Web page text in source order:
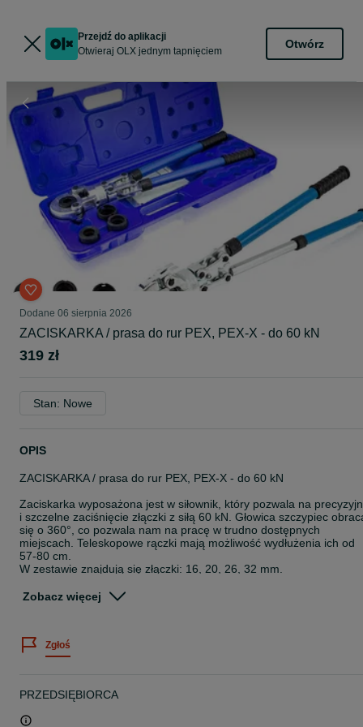
Przejdź do aplikacji
Otwieraj OLX jednym tapnięciem
Otwórz
Dodane 06 sierpnia 2026
ZACISKARKA / prasa do rur PEX, PEX-X - do 60 kN
319 zł
Stan: Nowe
OPIS
ZACISKARKA / prasa do rur PEX, PEX-X - do 60 kN
Zaciskarka wyposażona jest w siłownik, który pozwala na
i szczelne zaciśnięcie złączki z siłą 60 kN. Głowica szczypiec
się o 360°, co pozwala nam na pracę w trudno dostępnych
miejscach. Teleskopowe rączki mają możliwość wydłużenia ich od
57-80 cm.
W zestawie znajdują się złączki: 16, 20, 26, 32 mm.
swobodnego transportu.
Maksymalna siła nacisku: 60 kN / 6 T.
Długość: ok. 580 mm
Nadaje się do: rur PEX PE-X
Zobacz więcej
Zgłoś
PRZEDSIĘBIORCA